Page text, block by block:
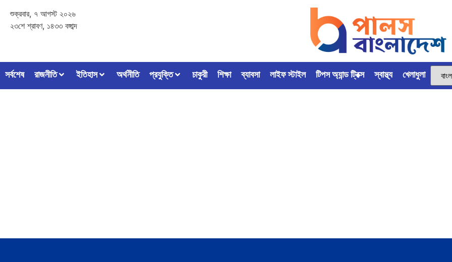
শুক্রবার, ৭ আগস্ট ২০২৬
২৩শে শ্রাবণ, ১৪৩৩ বঙ্গাব্দ
সর্বশেষ রাজনীতি ইতিহাস অর্থনীতি প্রযুক্তি চাকুরী শিক্ষা ব্যাবসা লাইফ স্টাইল টিপস অ্যান্ড ট্রিক্স স্বাস্থ্য খেলাধুলা